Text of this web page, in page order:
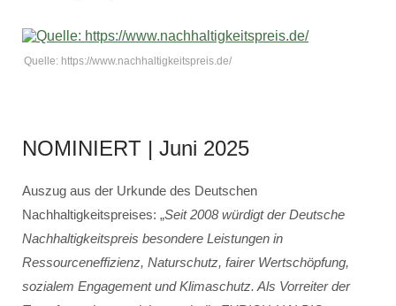
Quelle: https://www.nachhaltigkeitspreis.de/
NOMINIERT | Juni 2025
Auszug aus der Urkunde des Deutschen
Nachhaltigkeitspreises: „Seit 2008 würdigt der Deutsche
Nachhaltigkeitspreis besondere Leistungen in
Ressourceneffizienz, Naturschutz, fairer Wertschöpfung,
sozialem Engagement und Klimaschutz. Als Vorreiter der